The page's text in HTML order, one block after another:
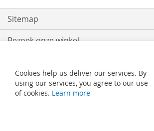
Sitemap
Bezoek onze winkel
Retouren
Cookies help us deliver our services. By
using our services, you agree to our use
of cookies. Learn more